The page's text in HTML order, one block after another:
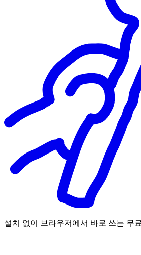
설치 없이 브라우저에서 바로 쓰는 무